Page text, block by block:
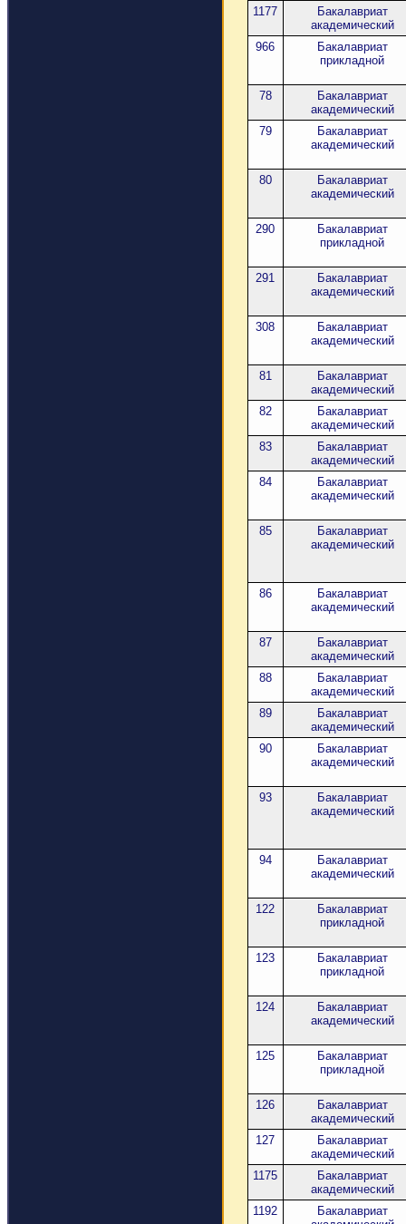
1177
Бакалавриат
академический
966
Бакалавриат
прикладной
78
Бакалавриат
академический
79
Бакалавриат
академический
80
Бакалавриат
академический
290
Бакалавриат
прикладной
291
Бакалавриат
академический
308
Бакалавриат
академический
81
Бакалавриат
академический
82
Бакалавриат
академический
83
Бакалавриат
академический
84
Бакалавриат
академический
85
Бакалавриат
академический
86
Бакалавриат
академический
87
Бакалавриат
академический
88
Бакалавриат
академический
89
Бакалавриат
академический
90
Бакалавриат
академический
93
Бакалавриат
академический
94
Бакалавриат
академический
122
Бакалавриат
прикладной
123
Бакалавриат
прикладной
124
Бакалавриат
академический
125
Бакалавриат
прикладной
126
Бакалавриат
академический
127
Бакалавриат
академический
1175
Бакалавриат
академический
1192
Бакалавриат